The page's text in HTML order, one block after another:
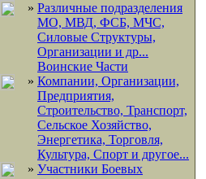
» Различные подразделения
МО, МВД, ФСБ, МЧС,
Силовые Структуры,
Организации и др...
Воинские Части
» Компании, Организации,
Предприятия,
Строительство, Транспорт,
Сельское Хозяйство,
Энергетика, Торговля,
Культура, Спорт и другое...
» Участники Боевых